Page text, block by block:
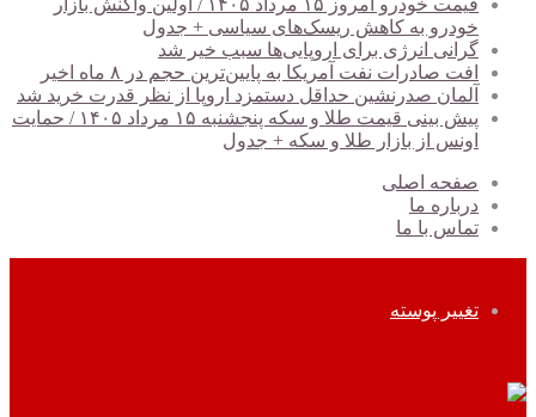
قیمت خودرو امروز ۱۵ مرداد ۱۴۰۵ / اولین واکنش بازار
خودرو به کاهش ریسک‌های سیاسی + جدول
گرانی انرژی برای اروپایی‌ها سبب خیر شد
افت صادرات نفت آمریکا به پایین‌ترین حجم در ۸ ماه اخیر
آلمان صدرنشین حداقل دستمزد اروپا از نظر قدرت خرید شد
پیش‌ بینی قیمت طلا و سکه پنجشنبه ۱۵ مرداد ۱۴۰۵ / حمایت
اونس از بازار طلا و سکه + جدول
صفحه اصلی
درباره ما
تماس با ما
تغییر پوسته